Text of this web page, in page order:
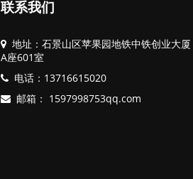
联系我们
地址：石景山区苹果园地铁中铁创业大厦
A座601室
电话： 13716615020
邮箱： 1597998753qq.com